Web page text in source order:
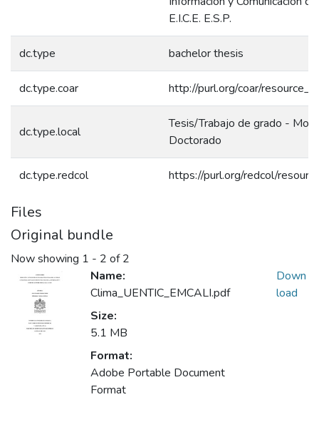
E.I.C.E. E.S.P.
dc.type bachelor thesis
dc.type.coar http://purl.org/coar/
dc.type.local
Tesis/Trabajo de grado -
Doctorado
dc.type.redcol https://purl.org/redcol/
Files
Original bundle
Now showing 1 - 2 of 2
Name:
Clima_UENTIC_EMCALI.pdf
Size:
5.1 MB
Format:
Adobe Portable Document
Format
Down
load